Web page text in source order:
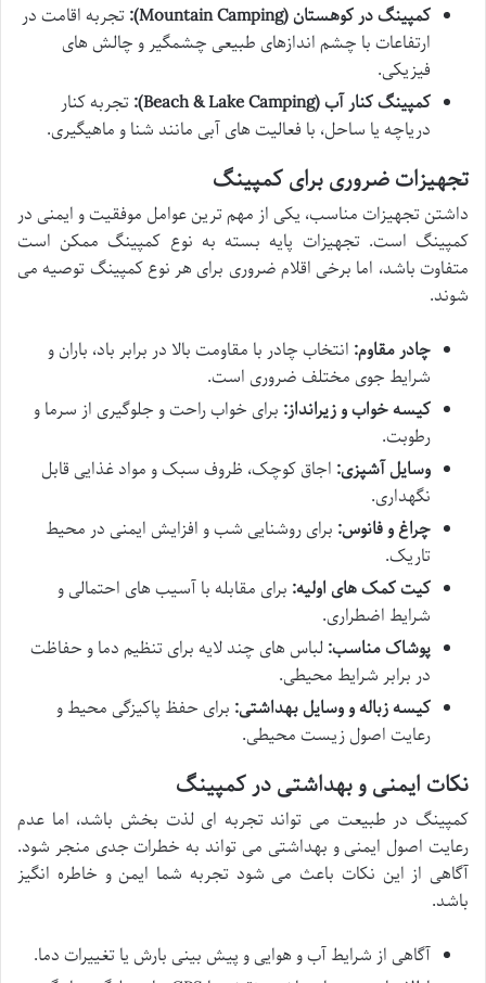
کمپینگ در کوهستان (Mountain Camping):
تجربه اقامت در
ارتفاعات با چشم اندازهای طبیعی چشمگیر و چالش های
فیزیکی.
کمپینگ کنار آب (Beach & Lake Camping):
تجربه کنار
دریاچه یا ساحل، با فعالیت های آبی مانند شنا و ماهیگیری.
تجهیزات ضروری برای کمپینگ
داشتن تجهیزات مناسب، یکی از مهم ترین عوامل موفقیت و ایمنی در
کمپینگ است. تجهیزات پایه بسته به نوع کمپینگ ممکن است
متفاوت باشد، اما برخی اقلام ضروری برای هر نوع کمپینگ توصیه می
شوند.
چادر مقاوم: انتخاب چادر با مقاومت بالا در برابر باد، باران و
شرایط جوی مختلف ضروری است.
کیسه خواب و زیرانداز: برای خواب راحت و جلوگیری از سرما و
رطوبت.
وسایل آشپزی: اجاق کوچک، ظروف سبک و مواد غذایی قابل
نگهداری.
چراغ و فانوس: برای روشنایی شب و افزایش ایمنی در محیط
تاریک.
کیت کمک های اولیه: برای مقابله با آسیب های احتمالی و
شرایط اضطراری.
پوشاک مناسب:لباس های چند لایه برای تنظیم دما و حفاظت
در برابر شرایط محیطی.
کیسه زباله و وسایل بهداشتی: برای حفظ پاکیزگی محیط و
رعایت اصول زیست محیطی.
نکات ایمنی و بهداشتی در کمپینگ
کمپینگ در طبیعت می تواند تجربه ای لذت بخش باشد، اما عدم
رعایت اصول ایمنی و بهداشتی می تواند به خطرات جدی منجر شود.
آگاهی از این نکات باعث می شود تجربه شما ایمن و خاطره انگیز
باشد.
آگاهی از شرایط آب و هوایی و پیش بینی بارش یا تغییرات دما.